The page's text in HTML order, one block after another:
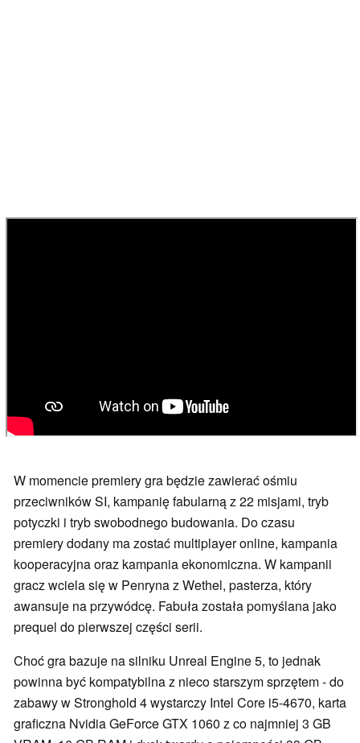
W momencie premiery gra będzie zawierać ośmiu
przeciwników SI, kampanię fabularną z 22 misjami, tryb
potyczki i tryb swobodnego budowania. Do czasu
premiery dodany ma zostać multiplayer online, kampania
kooperacyjna oraz kampania ekonomiczna. W kampanii
gracz wciela się w Penryna z Wethel, pasterza, który
awansuje na przywódcę. Fabuła została pomyślana jako
prequel do pierwszej części serii.
Choć gra bazuje na silniku Unreal Engine 5, to jednak
powinna być kompatybilna z nieco starszym sprzętem - do
zabawy w Stronghold 4 wystarczy Intel Core i5-4670, karta
graficzna Nvidia GeForce GTX 1060 z co najmniej 3 GB